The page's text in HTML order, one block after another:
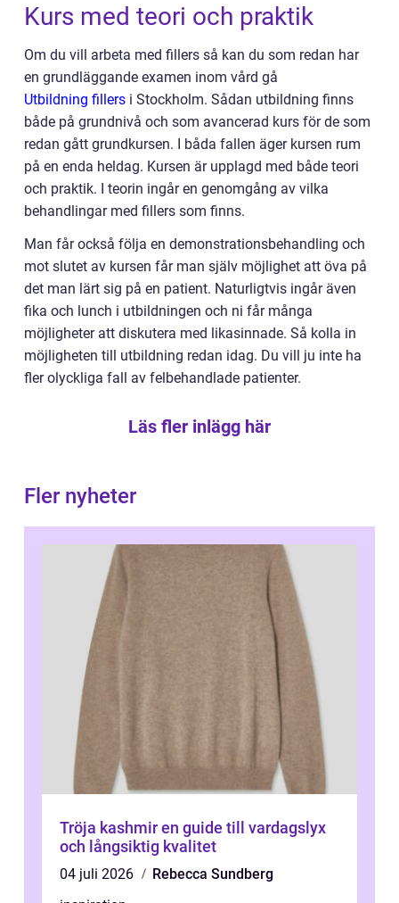
Kurs med teori och praktik
Om du vill arbeta med fillers så kan du som redan har
en grundläggande examen inom vård gå
Utbildning fillers i Stockholm. Sådan utbildning finns
både på grundnivå och som avancerad kurs för de som
redan gått grundkursen. I båda fallen äger kursen rum
på en enda heldag. Kursen är upplagd med både teori
och praktik. I teorin ingår en genomgång av vilka
behandlingar med fillers som finns.
Man får också följa en demonstrationsbehandling och
mot slutet av kursen får man själv möjlighet att öva på
det man lärt sig på en patient. Naturligtvis ingår även
fika och lunch i utbildningen och ni får många
möjligheter att diskutera med likasinnade. Så kolla in
möjligheten till utbildning redan idag. Du vill ju inte ha
fler olyckliga fall av felbehandlade patienter.
Läs fler inlägg här
Fler nyheter
Tröja kashmir en guide till vardagslyx
och långsiktig kvalitet
04 juli 2026
Rebecca Sundberg